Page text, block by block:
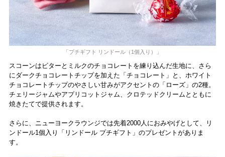
「プチギフト リンドール（1個入り）」
スコーンはビターとミルクのチョコレートを練り込んだ生地に、さら
にダークチョコレートチップを加えた「チョコレート」と、ホワイト
チョコレートチップのやさしい甘みがアクセントの「ローズ」の2種。
チェリージャムやアプリコットジャム、クロテッドクリームとともに
焼きたてで提供されます。
さらに、ニューヨークラウンジでは先着2000人におみやげとして、リ
ンドール1個入り「リンドール プチギフト」のプレゼントがありま
す。